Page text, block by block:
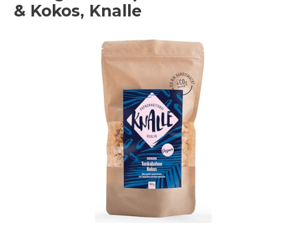
& Kokos, Knalle